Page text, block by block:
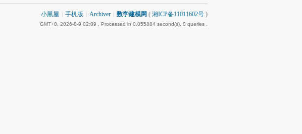
小黑屋 手机版 Archiver 数学建模网 ( 湘ICP备11011602号 )
GMT+8, 2026-8-9 02:09 , Processed in 0.055884 second(s), 8 queries .